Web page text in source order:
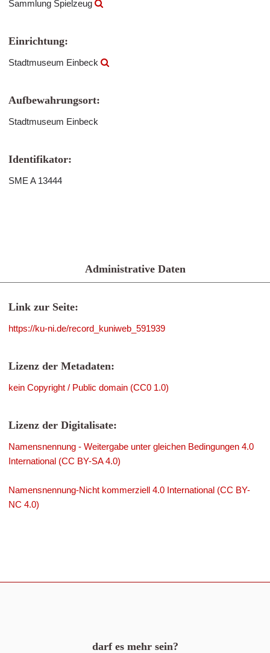
Sammlung Spielzeug
Einrichtung:
Stadtmuseum Einbeck
Aufbewahrungsort:
Stadtmuseum Einbeck
Identifikator:
SME A 13444
Administrative Daten
Link zur Seite:
https://ku-ni.de/record_kuniweb_591939
Lizenz der Metadaten:
kein Copyright / Public domain (CC0 1.0)
Lizenz der Digitalisate:
Namensnennung - Weitergabe unter gleichen Bedingungen 4.0
International (CC BY-SA 4.0)
Namensnennung-Nicht kommerziell 4.0 International (CC BY-
NC 4.0)
darf es mehr sein?